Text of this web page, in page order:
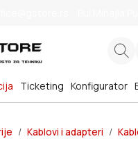
Ticketing Konfigurator
Kablovi i adapteri